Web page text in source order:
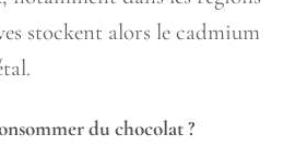
stockent alors le cadmium
du chocolat ?